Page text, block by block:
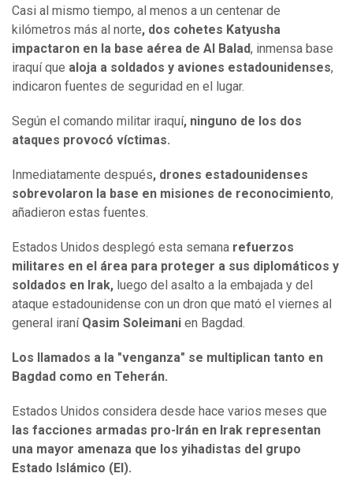
Casi al mismo tiempo, al menos a un centenar de
kilómetros más al norte, dos cohetes Katyusha
impactaron en la base aérea de Al Balad, inmensa base
iraquí que aloja a soldados y aviones estadounidenses,
indicaron fuentes de seguridad en el lugar.
Según el comando militar iraquí, ninguno de los dos
ataques provocó víctimas.
Inmediatamente después, drones estadounidenses
sobrevolaron la base en misiones de reconocimiento,
añadieron estas fuentes.
Estados Unidos desplegó esta semana refuerzos
militares en el área para proteger a sus diplomáticos y
soldados en Irak, luego del asalto a la embajada y del
ataque estadounidense con un dron que mató el viernes al
general iraníQasim Soleimani en Bagdad.
Los llamados a la "venganza" se multiplican tanto en
Bagdad como en Teherán.
Estados Unidos considera desde hace varios meses que
las facciones armadas pro-Irán en Irak representan
una mayor amenaza que los yihadistas del grupo
Estado Islámico (EI).